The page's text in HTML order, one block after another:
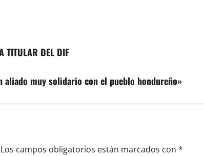
TITULAR DEL DIF
aliado muy solidario con el pueblo hondureño»
Los campos obligatorios están marcados con *